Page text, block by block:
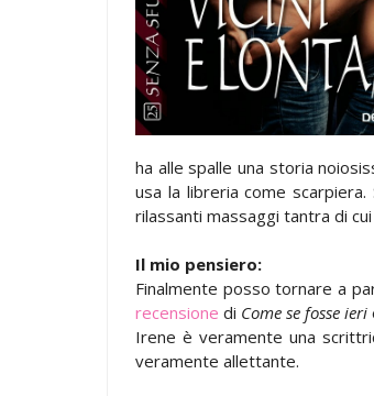
ha alle spalle una storia
usa la libreria come
rilassanti massaggi tantra di
Il mio pensiero:
Finalmente posso tornare a
recensione di Come se fosse ieri
Irene è veramente una
veramente allettante.